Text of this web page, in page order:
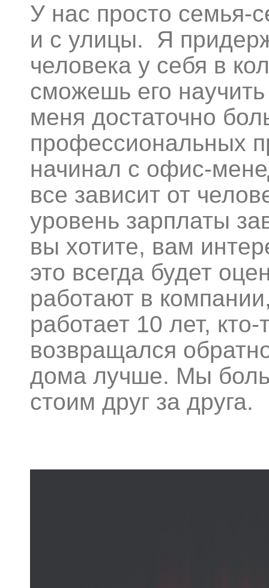
У нас просто семья-
и с улицы. Я
человека у себя в
сможешь его
меня достаточно
профессиональных
начинал с офис-
все зависит от
уровень зарплаты
вы хотите, вам
это всегда будет
работают в
работает 10 лет,
возвращался
дома лучше. Мы
стоим друг за друга.